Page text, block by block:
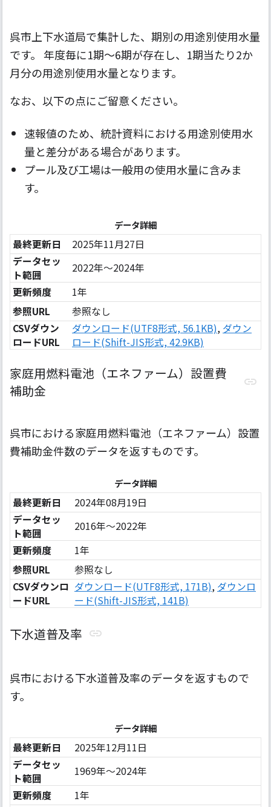
呉市上下水道局で集計した、期別の用途別使用水量
です。 年度毎に1期～6期が存在し、1期当たり2か
月分の用途別使用水量となります。
なお、以下の点にご留意ください。
速報値のため、統計資料における用途別使用水
量と差分がある場合があります。
プール及び工場は一般用の使用水量に含みま
す。
データ詳細
最終更新日
2025年11月27日
データセッ
ト範囲
2022年〜2024年
更新頻度
1年
参照URL
参照なし
CSVダウン
ロードURL
ダウンロード(UTF8形式, 56.1KB), ダウン
ロード(Shift-JIS形式, 42.9KB)
家庭用燃料電池（エネファーム）設置費
補助金
呉市における家庭用燃料電池（エネファーム）設置
費補助金件数のデータを返すものです。
データ詳細
最終更新日
2024年08月19日
データセッ
ト範囲
2016年〜2022年
更新頻度
1年
参照URL
参照なし
CSVダウンロ
ードURL
ダウンロード(UTF8形式, 171B), ダウンロ
ード(Shift-JIS形式, 141B)
下水道普及率
呉市における下水道普及率のデータを返すもので
す。
データ詳細
最終更新日
2025年12月11日
データセッ
ト範囲
1969年〜2024年
更新頻度
1年